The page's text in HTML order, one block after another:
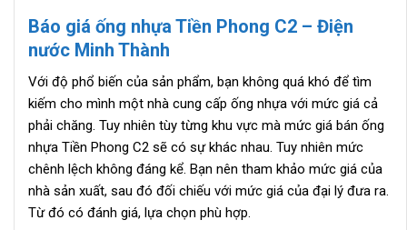
Báo giá ống nhựa Tiền Phong C2 – Điện
nước Minh Thành
Với độ phổ biến của sản phẩm, bạn không quá khó để tìm
kiếm cho mình một nhà cung cấp ống nhựa với mức giá cả
phải chăng. Tuy nhiên tùy từng khu vực mà mức giá bán ống
nhựa Tiền Phong C2 sẽ có sự khác nhau. Tuy nhiên mức
chênh lệch không đáng kể. Bạn nên tham khảo mức giá của
nhà sản xuất, sau đó đối chiếu với mức giá của đại lý đưa ra.
Từ đó có đánh giá, lựa chọn phù hợp.